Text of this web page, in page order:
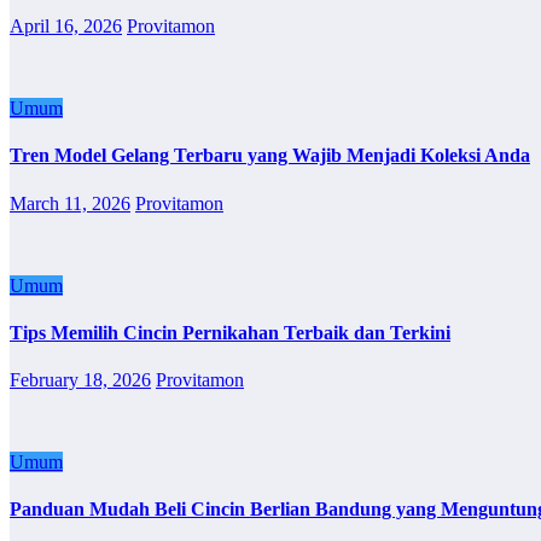
April 16, 2026 Provitamon
Umum
Tren Model Gelang Terbaru yang Wajib Menjadi Koleksi Anda
March 11, 2026 Provitamon
Umum
Tips Memilih Cincin Pernikahan Terbaik dan Terkini
February 18, 2026 Provitamon
Umum
Panduan Mudah Beli Cincin Berlian Bandung yang